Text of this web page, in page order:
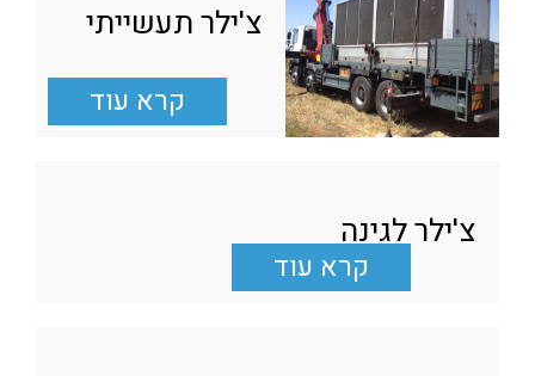
צ'ילר תעשייתי
קרא עוד
צ'ילר לגינה
קרא עוד